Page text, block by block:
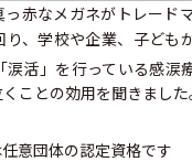
赤なメガネがトレード
り、学校や企業、子ども
涙活」を行っている感涙
ことの効用を聞きました
意団体の認定資格です